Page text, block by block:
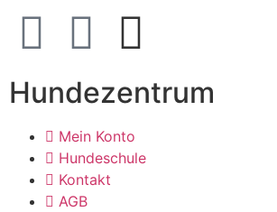
Hundezentrum
Mein Konto
Hundeschule
Kontakt
AGB